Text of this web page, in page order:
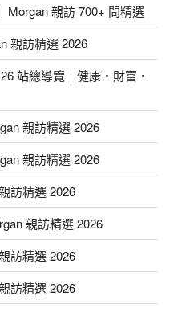
Morgan 親訪 700+ 間精選
親訪精選 2026
站總導覽｜健康・財富・
親訪精選 2026
親訪精選 2026
訪精選 2026
親訪精選 2026
訪精選 2026
訪精選 2026